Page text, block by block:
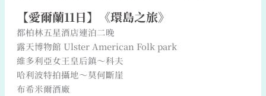
【愛爾蘭11日】《環島之旅》
都柏林五星酒店連泊二晚
露天博物館 Ulster American Folk park
維多利亞女王皇后鎮～科夫
哈利波特拍攝地～莫何斷崖
布希米爾酒廠